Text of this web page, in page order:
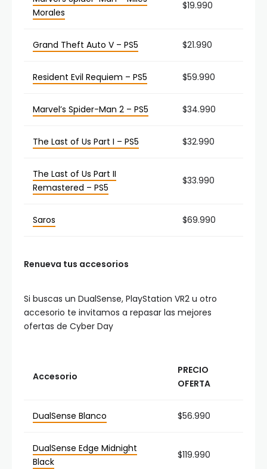
Morales
$19.990
Grand Theft Auto V – PS5 $21.990
Resident Evil Requiem – PS5 $59.990
Marvel’s Spider-Man 2 – PS5 $34.990
The Last of Us Part I – PS5 $32.990
The Last of Us Part II
Remastered – PS5
$33.990
Saros $69.990
Renueva tus accesorios
Si buscas un DualSense, PlayStation VR2 u otro
accesorio te invitamos a repasar las mejores
ofertas de Cyber Day
Accesorio
PRECIO
OFERTA
DualSense Blanco $56.990
DualSense Edge Midnight
Black
$119.990